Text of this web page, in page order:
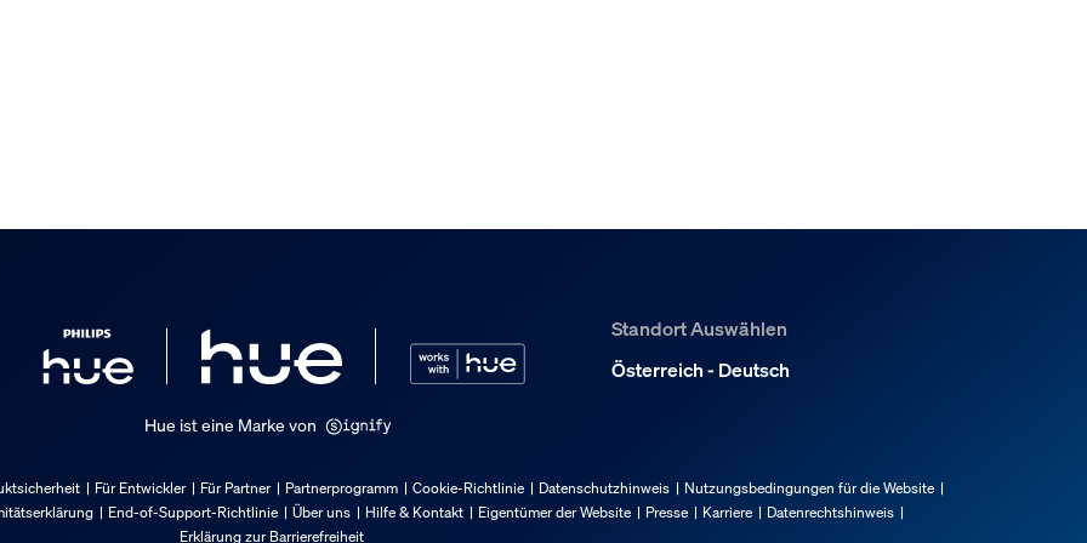
im Lieferumfang enthalten
Standort Auswählen
Österreich - Deutsch
Hue ist eine Marke von
Für Entwickler Für Partner Partnerprogramm Cookie-Richtlinie Datenschutzhinweis
Nutzungsbedingungen für die Website
End-of-Support-Richtlinie Über uns Hilfe & Kontakt Eigentümer der Website Presse Karriere
Datenrechtshinweis
Erklärung zur Barrierefreiheit